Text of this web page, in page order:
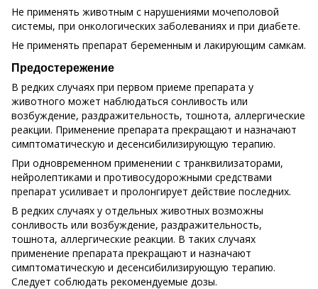
Не применять животным с нарушениями мочеполовой
системы, при онкологических заболеваниях и при диабете.
Не применять препарат беременным и лакирующим самкам.
Предостережение
В редких случаях при первом приеме препарата у
животного может наблюдаться сонливость или
возбуждение, раздражительность, тошнота, аллергические
реакции. Применение препарата прекращают и назначают
симптоматическую и десенсибилизирующую терапию.
При одновременном применении с транквилизаторами,
нейролептиками и противосудорожными средствами
препарат усиливает и пролонгирует действие последних.
В редких случаях у отдельных животных возможны
сонливость или возбуждение, раздражительность,
тошнота, аллергические реакции. В таких случаях
применение препарата прекращают и назначают
симптоматическую и десенсибилизирующую терапию.
Следует соблюдать рекомендуемые дозы.